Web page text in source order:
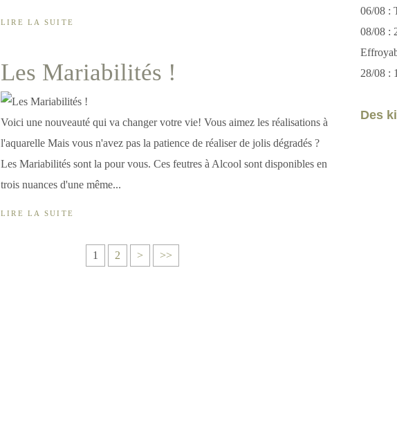
LIRE LA SUITE
Les Mariabilités !
Voici une nouveauté qui va changer votre vie! Vous aimez les réalisations à
l'aquarelle Mais vous n'avez pas la patience de réaliser de jolis dégradés ?
Les Mariabilités sont la pour vous. Ces feutres à Alcool sont disponibles en
trois nuances d'une même...
LIRE LA SUITE
1 2 > >>
06/08 :
08/08 :
28/08 :
Des